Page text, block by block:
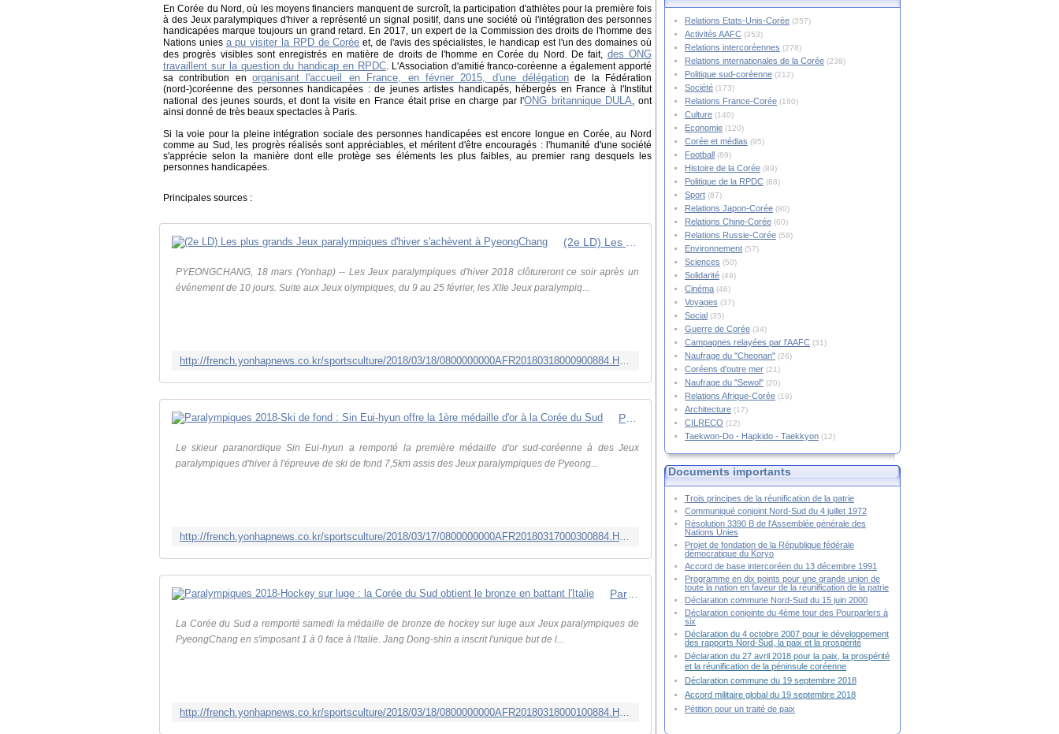
En Corée du Nord, où les moyens financiers manquent de surcroît, la participation d'athlètes pour la première fois
à des Jeux paralympiques d'hiver a représenté un signal positif, dans une société où l'intégration des personnes
handicapées marque toujours un grand retard. En 2017, un expert de la Commission des droits de l'homme des
Nations unies a pu visiter la RPD de Corée et, de l'avis des spécialistes, le handicap est l'un des domaines où
des progrès visibles sont enregistrés en matière de droits de l'homme en Corée du Nord. De fait, des ONG
travaillent sur la question du handicap en RPDC. L'Association d'amitié franco-coréenne a également apporté
sa contribution enorganisant l'accueil en France, en février 2015, d'une délégationde la Fédération
(nord-)coréenne des personnes handicapées : de jeunes artistes handicapés, hébergés en France à l'Institut
national des jeunes sourds, et dont la visite en France était prise en charge par l'ONG britannique DULA, ont
ainsi donné de très beaux spectacles à Paris.
Si la voie pour la pleine intégration sociale des personnes handicapées est encore longue en Corée, au Nord
comme au Sud, les progrès réalisés sont appréciables, et méritent d'être encouragés : l'humanité d'une société
s'apprécie selon la manière dont elle protège ses éléments les plus faibles, au premier rang desquels les
personnes handicapées.
Principales sources :
(2e LD) Les plus grands Jeux paralympiques d'hiver s'achèvent à PyeongChang
PYEONGCHANG, 18 mars (Yonhap) -- Les Jeux paralympiques d'hiver 2018 clôtureront ce soir après un
événement de 10 jours. Suite aux Jeux olympiques, du 9 au 25 février, les XIIe Jeux paralympiq...
http://french.yonhapnews.co.kr/sportsculture/2018/03/18/0800000000AFR20180318000900884.HTML
Paralympiques 2018-Ski de fond : Sin Eui-hyun offre la 1ère médaille d'or à la Corée du Sud
Le skieur paranordique Sin Eui-hyun a remporté la première médaille d'or sud-coréenne à des Jeux
paralympiques d'hiver à l'épreuve de ski de fond 7,5km assis des Jeux paralympiques de Pyeong...
http://french.yonhapnews.co.kr/sportsculture/2018/03/17/0800000000AFR20180317000300884.HTML
Paralympiques 2018-Hockey sur luge : la Corée du Sud obtient le bronze en battant l'Italie
La Corée du Sud a remporté samedi la médaille de bronze de hockey sur luge aux Jeux paralympiques de
PyeongChang en s'imposant 1 à 0 face à l'Italie. Jang Dong-shin a inscrit l'unique but de l...
http://french.yonhapnews.co.kr/sportsculture/2018/03/18/0800000000AFR20180318000100884.HTML
Relations Etats-Unis-Corée (357)
Activités AAFC (353)
Relations intercoréennes (278)
Relations internationales de la Corée (238)
Politique sud-coréenne (212)
Société (173)
Relations France-Corée (160)
Culture (140)
Economie (120)
Corée et médias (95)
Football (89)
Histoire de la Corée (89)
Politique de la RPDC (88)
Sport (87)
Relations Japon-Corée (80)
Relations Chine-Corée (60)
Relations Russie-Corée (58)
Environnement (57)
Sciences (50)
Solidarité (49)
Cinéma (46)
Voyages (37)
Social (35)
Guerre de Corée (34)
Campagnes relayées par l'AAFC (31)
Naufrage du "Cheonan" (26)
Coréens d'outre mer (21)
Naufrage du "Sewol" (20)
Relations Afrique-Corée (18)
Architecture (17)
CILRECO (12)
Taekwon-Do - Hapkido - Taekkyon (12)
Documents importants
Trois principes de la réunification de la patrie
Communiqué conjoint Nord-Sud du 4 juillet 1972
Résolution 3390 B de l'Assemblée générale des
Nations Unies
Projet de fondation de la République fédérale
démocratique du Koryo
Accord de base intercoréen du 13 décembre 1991
Programme en dix points pour une grande union de
toute la nation en faveur de la réunification de la patrie
Déclaration commune Nord-Sud du 15 juin 2000
Déclaration conjointe du 4ème tour des Pourparlers à
six
Déclaration du 4 octobre 2007 pour le développement
des rapports Nord-Sud, la paix et la prospérité
Déclaration du 27 avril 2018 pour la paix, la prospérité
et la réunification de la péninsule coréenne
Déclaration commune du 19 septembre 2018
Accord militaire global du 19 septembre 2018
Pétition pour un traité de paix